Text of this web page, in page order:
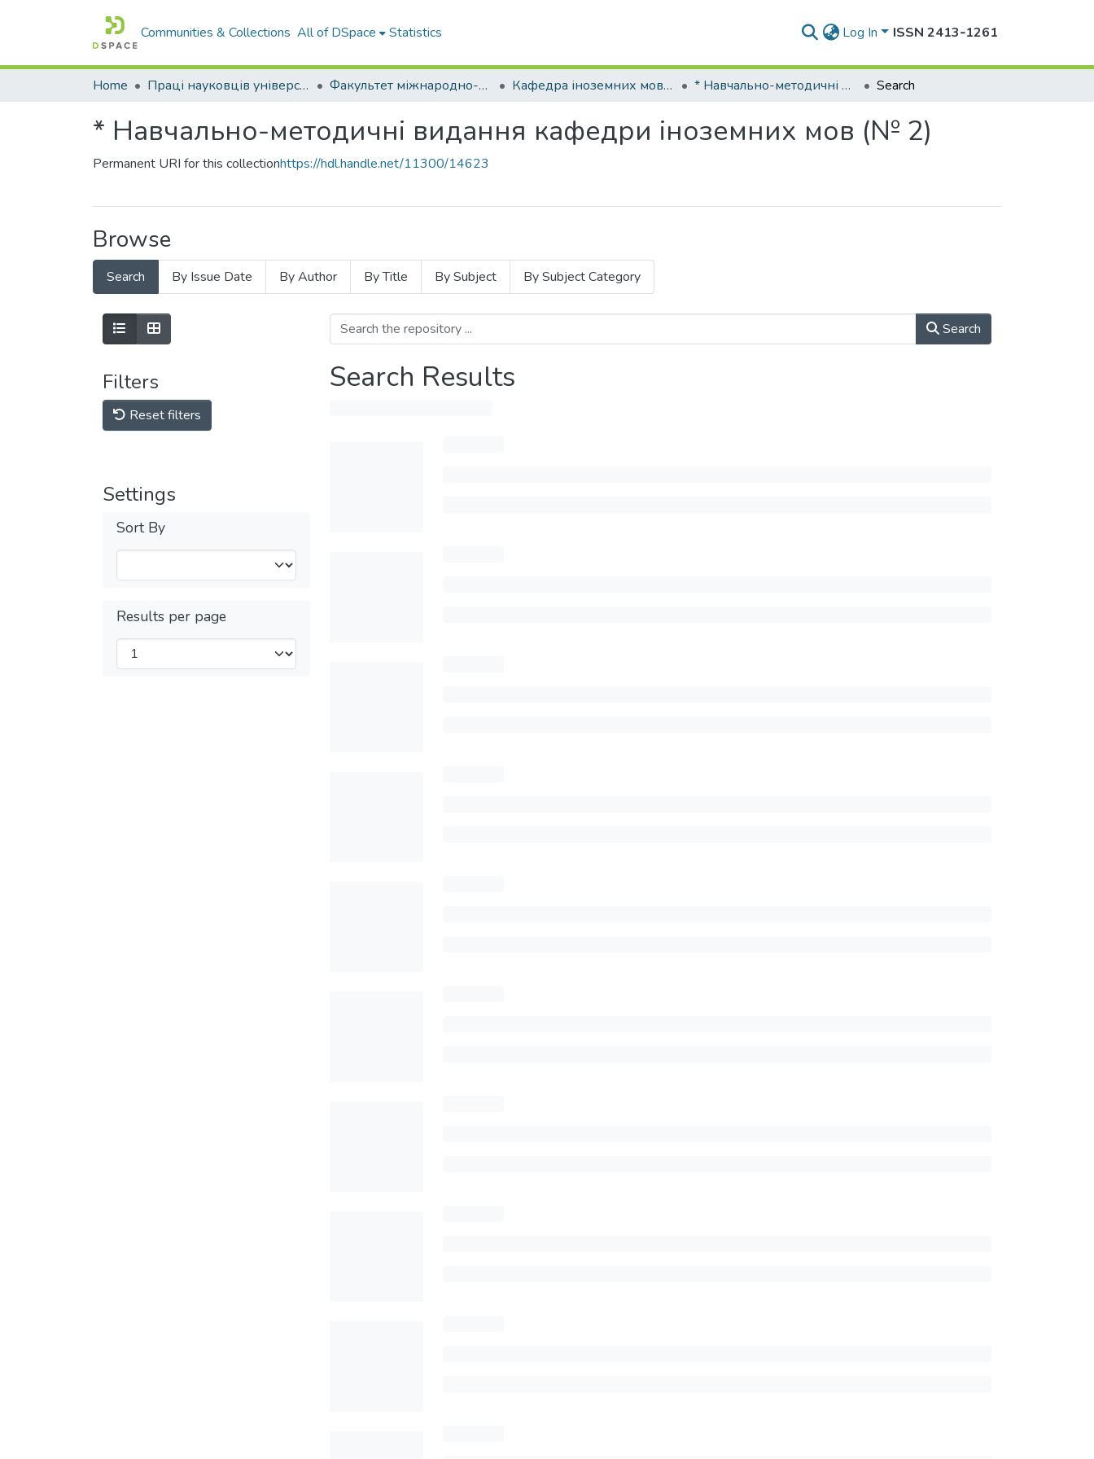
Communities & Collections All of DSpace Statistics Log In ISSN 2413‑1261
Home Праці науковців університету Факультет міжнародно-правових відносин Кафедра іноземних мов № 2 (з жовтня 2023 року перенесена на Факультет цивільної та господарської юстиції) * Навчально-методичні видання кафедри іноземних мов (№ 2) Search
* Навчально-методичні видання кафедри іноземних мов (№ 2)
Permanent URI for this collectionhttps://hdl.handle.net/11300/14623
Browse
Search By Issue Date By Author By Title By Subject By Subject Category
Filters
Reset filters
Settings
Sort By
Results per page
Search
Search Results